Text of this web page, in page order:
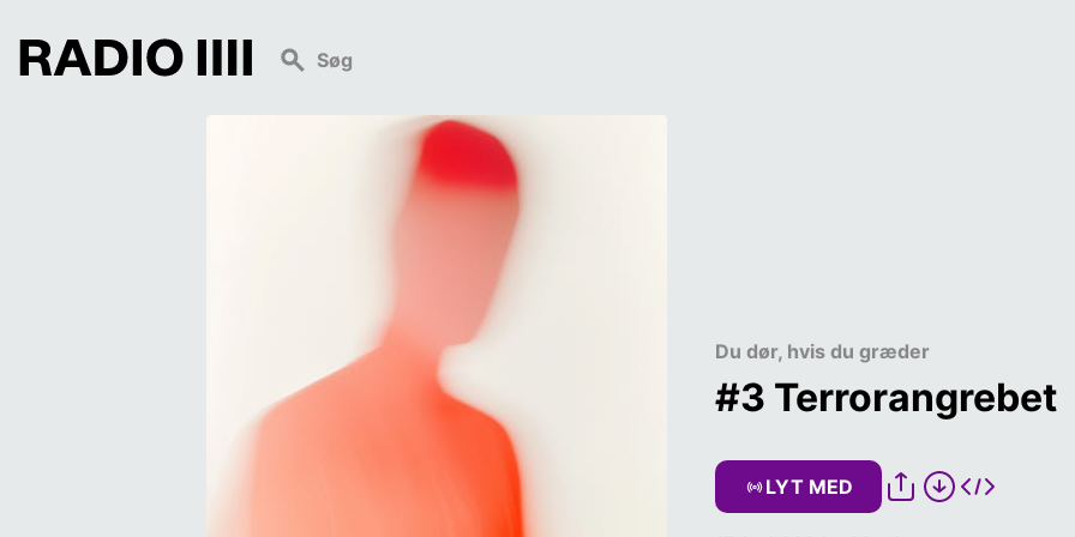
Du dør, hvis du græder
#3 Terrorangrebet
LYT MED